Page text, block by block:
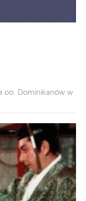
oo. Dominikanów w